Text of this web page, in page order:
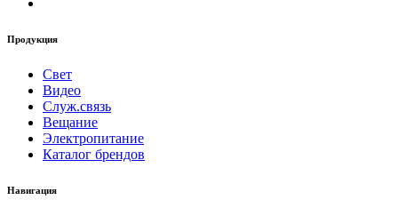
Продукция
Свет
Видео
Служ.связь
Вещание
Электропитание
Каталог брендов
Навигация